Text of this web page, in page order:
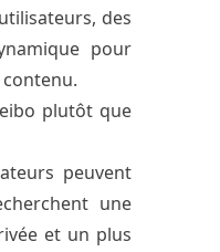
des
pour
plutôt que
peuvent
une
et un plus